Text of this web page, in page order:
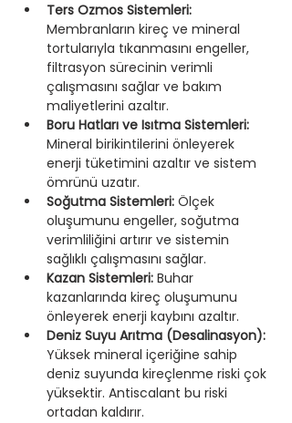
Ters Ozmos Sistemleri:
Membranların kireç ve mineral
tortularıyla tıkanmasını engeller,
filtrasyon sürecinin verimli
çalışmasını sağlar ve bakım
maliyetlerini azaltır.
Boru Hatları ve Isıtma Sistemleri:
Mineral birikintilerini önleyerek
enerji tüketimini azaltır ve sistem
ömrünü uzatır.
Soğutma Sistemleri: Ölçek
oluşumunu engeller, soğutma
verimliliğini artırır ve sistemin
sağlıklı çalışmasını sağlar.
Kazan Sistemleri: Buhar
kazanlarında kireç oluşumunu
önleyerek enerji kaybını azaltır.
Deniz Suyu Arıtma (Desalinasyon):
Yüksek mineral içeriğine sahip
deniz suyunda kireçlenme riski çok
yüksektir. Antiscalant bu riski
ortadan kaldırır.